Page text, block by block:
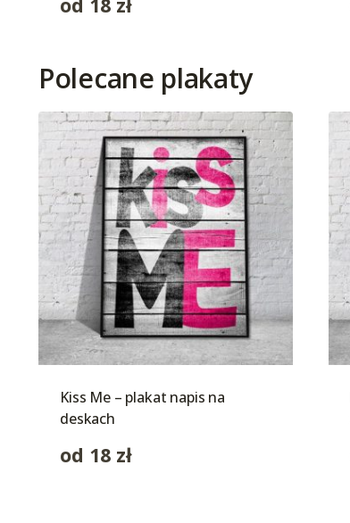
od 18 zł
Polecane plakaty
Kiss Me – plakat napis na
deskach
od 18 zł